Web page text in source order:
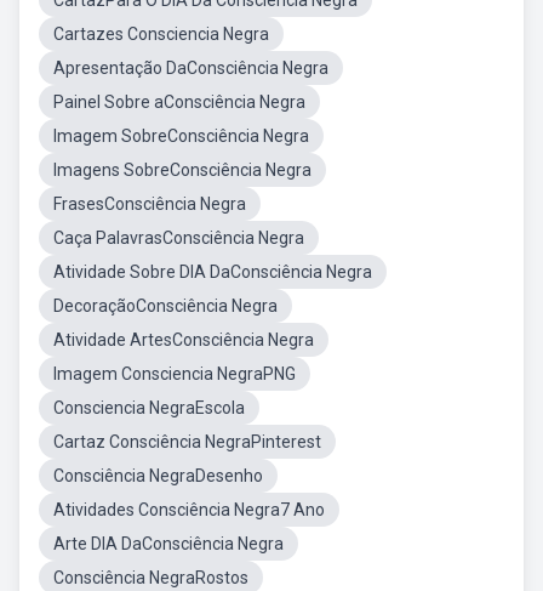
Cartazes Consciencia Negra
Apresentação DaConsciência Negra
Painel Sobre aConsciência Negra
Imagem SobreConsciência Negra
Imagens SobreConsciência Negra
FrasesConsciência Negra
Caça PalavrasConsciência Negra
Atividade Sobre DIA DaConsciência Negra
DecoraçãoConsciência Negra
Atividade ArtesConsciência Negra
Imagem Consciencia NegraPNG
Consciencia NegraEscola
Cartaz Consciência NegraPinterest
Consciência NegraDesenho
Atividades Consciência Negra7 Ano
Arte DIA DaConsciência Negra
Consciência NegraRostos